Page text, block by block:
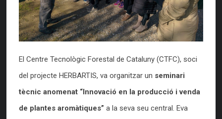
El Centre Tecnològic Forestal de Cataluny (CTFC), soci
del projecte HERBARTIS, va organitzar un seminari
tècnic anomenat “Innovació en la producció i venda
de plantes aromàtiques” a la seva seu central. Eva